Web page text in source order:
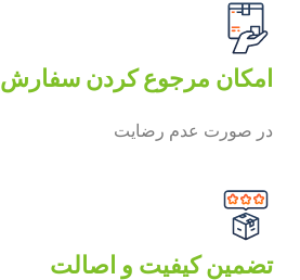
امکان مرجوع کردن سفارش
در صورت عدم رضایت
تضمین کیفیت و اصالت